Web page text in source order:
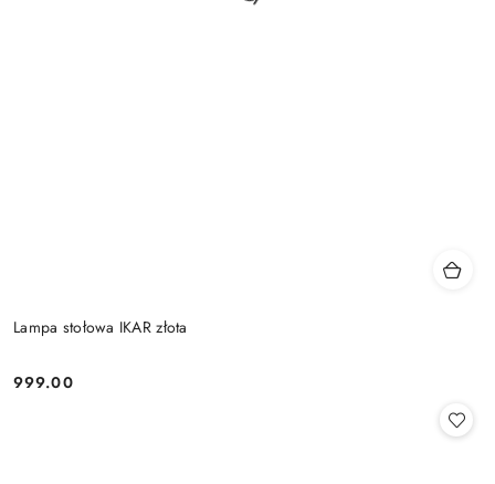
Lampa stołowa IKAR złota
Cena:
999.00